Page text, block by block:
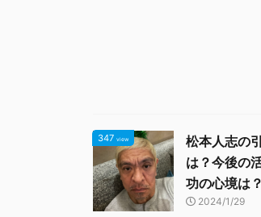
347 view
松本人志の
は？今後の
功の心境は？
2024/1/29